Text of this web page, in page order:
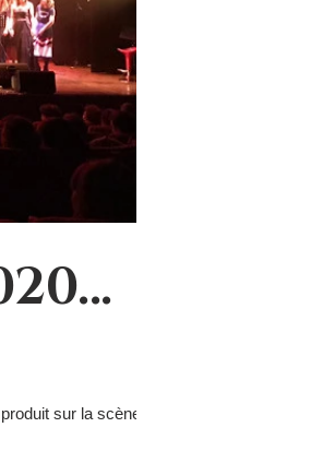
sur la scène du